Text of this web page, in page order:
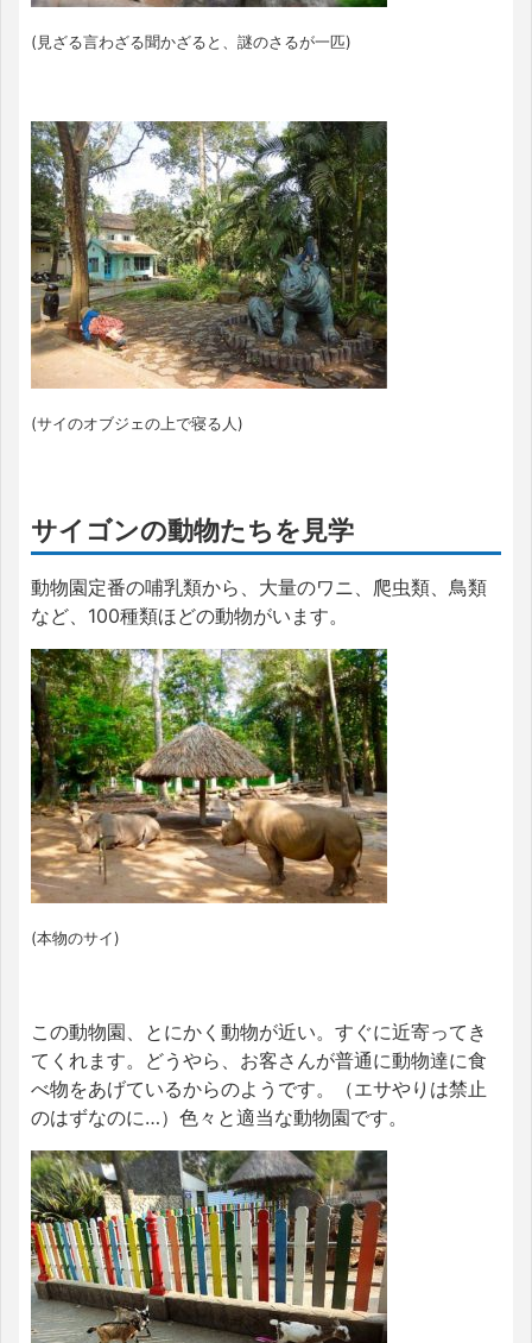
(見ざる言わざる聞かざると、謎のさるが一匹)
(サイのオブジェの上で寝る人)
サイゴンの動物たちを見学
動物園定番の哺乳類から、大量のワニ、爬虫類、鳥類
など、100種類ほどの動物がいます。
(本物のサイ)
この動物園、とにかく動物が近い。すぐに近寄ってき
てくれます。どうやら、お客さんが普通に動物達に食
べ物をあげているからのようです。（エサやりは禁止
のはずなのに…）色々と適当な動物園です。